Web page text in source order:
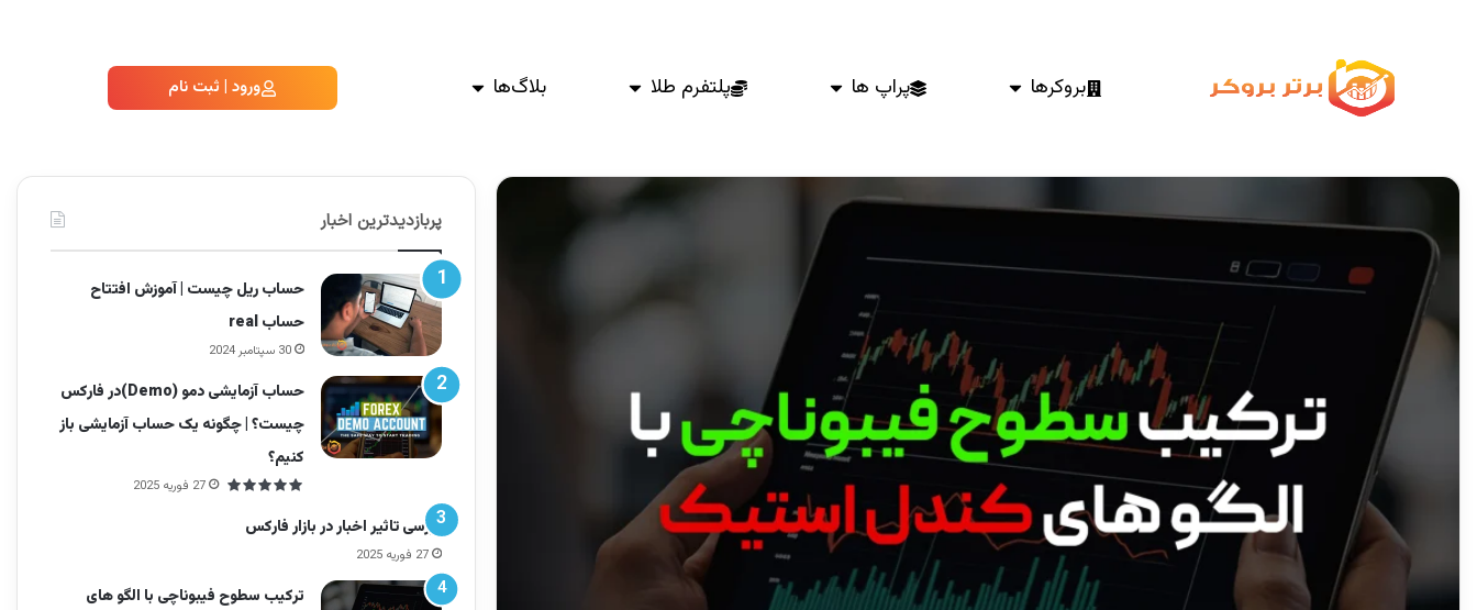
بروکرها پراپ ها پلتفرم طلا بلاگ‌ها ورود | ثبت نام
پربازدیدترین اخبار
حساب ریل چیست | آموزش افتتاح
حساب real
30 سپتامبر 2024
حساب آزمایشی دمو (Demo)در فارکس
چیست؟ | چگونه یک حساب آزمایشی باز
کنیم؟
27 فوریه 2025
بررسی تاثیر اخبار در بازار فارکس
27 فوریه 2025
ترکیب سطوح فیبوناچی با الگو های